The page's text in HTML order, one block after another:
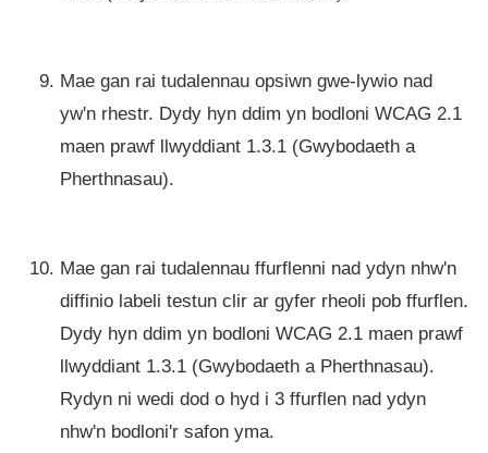
Mae gan rai tudalennau opsiwn gwe-lywio nad
yw'n rhestr. Dydy hyn ddim yn bodloni WCAG 2.1
maen prawf llwyddiant 1.3.1 (Gwybodaeth a
Pherthnasau).
Mae gan rai tudalennau ffurflenni nad ydyn nhw'n
diffinio labeli testun clir ar gyfer rheoli pob ffurflen.
Dydy hyn ddim yn bodloni WCAG 2.1 maen prawf
llwyddiant 1.3.1 (Gwybodaeth a Pherthnasau).
Rydyn ni wedi dod o hyd i 3 ffurflen nad ydyn
nhw'n bodloni'r safon yma.